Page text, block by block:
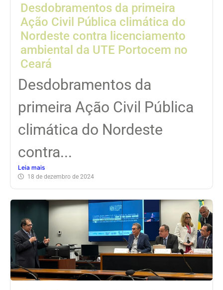
Desdobramentos da primeira
Ação Civil Pública climática do
Nordeste contra licenciamento
ambiental da UTE Portocem no
Ceará
Desdobramentos da
primeira Ação Civil Pública
climática do Nordeste
contra...
Leia mais
18 de dezembro de 2024